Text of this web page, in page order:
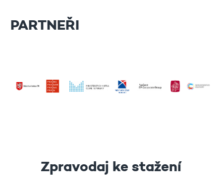
PARTNEŘI
Zpravodaj ke stažení